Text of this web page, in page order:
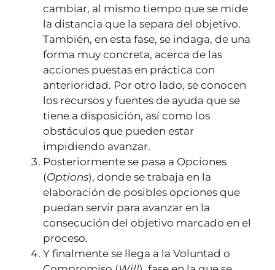
cambiar, al mismo tiempo que se mide
la distancia que la separa del objetivo.
También, en esta fase, se indaga, de una
forma muy concreta, acerca de las
acciones puestas en práctica con
anterioridad. Por otro lado, se conocen
los recursos y fuentes de ayuda que se
tiene a disposición, así como los
obstáculos que pueden estar
impidiendo avanzar.
Posteriormente se pasa a Opciones
(Options), donde se trabaja en la
elaboración de posibles opciones que
puedan servir para avanzar en la
consecución del objetivo marcado en el
proceso.
Y finalmente se llega a la Voluntad o